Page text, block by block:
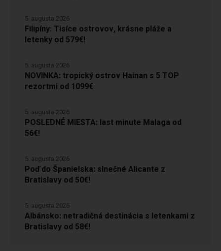
Filipíny: Tisíce ostrovov, krásne pláže a
letenky od 579€!
5. augusta 2026
NOVINKA: tropický ostrov Hainan s 5 TOP
rezortmi od 1099€
5. augusta 2026
POSLEDNÉ MIESTA: last minute Malaga od
56€!
5. augusta 2026
Poď do Španielska: slnečné Alicante z
Bratislavy od 50€!
5. augusta 2026
Albánsko: netradičná destinácia s letenkami z
Bratislavy od 58€!
5. augusta 2026